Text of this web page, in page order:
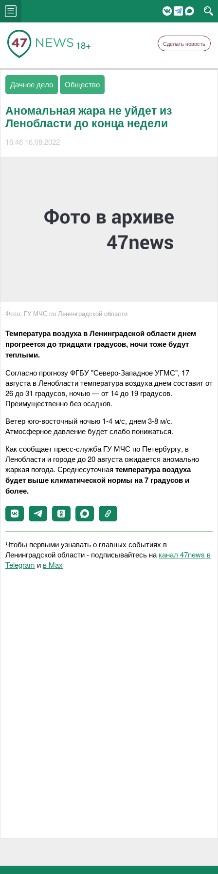
18+ Сделать новость
Дачное дело Общество
Аномальная жара не уйдет из
Ленобласти до конца недели
16:46 16.08.2022
Фото: ГУ МЧС по Ленинградской области
Температура воздуха в Ленинградской области днем
прогреется до тридцати градусов, ночи тоже будут
теплыми.
Согласно прогнозу ФГБУ "Северо-Западное УГМС", 17
августа в Ленобласти температура воздуха днем составит от
26 до 31 градусов, ночью — от 14 до 19 градусов.
Преимущественно без осадков.
Ветер юго-восточный ночью 1-4 м/с, днем 3-8 м/с.
Атмосферное давление будет слабо понижаться.
Как сообщает пресс-служба ГУ МЧС по Петербургу, в
Ленобласти и городе до 20 августа ожидается аномально
жаркая погода. Среднесуточная температура воздуха
будет выше климатической нормы на 7 градусов и
более.
Чтобы первыми узнавать о главных событиях в
Ленинградской области - подписывайтесь на канал 47news в
Telegram и в Maх